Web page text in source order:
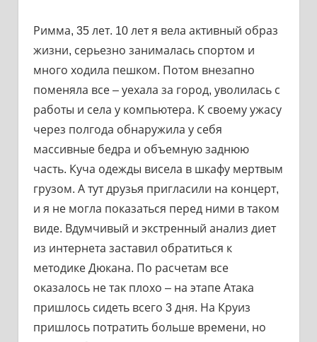
Римма, 35 лет. 10 лет я вела активный образ
жизни, серьезно занималась спортом и
много ходила пешком. Потом внезапно
поменяла все – уехала за город, уволилась с
работы и села у компьютера. К своему ужасу
через полгода обнаружила у себя
массивные бедра и объемную заднюю
часть. Куча одежды висела в шкафу мертвым
грузом. А тут друзья пригласили на концерт,
и я не могла показаться перед ними в таком
виде. Вдумчивый и экстренный анализ диет
из интернета заставил обратиться к
методике Дюкана. По расчетам все
оказалось не так плохо – на этапе Атака
пришлось сидеть всего 3 дня. На Круиз
пришлось потратить больше времени, но